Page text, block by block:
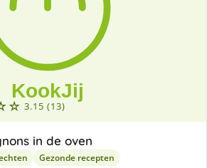
3.15 (13)
in de oven
Gezonde recepten